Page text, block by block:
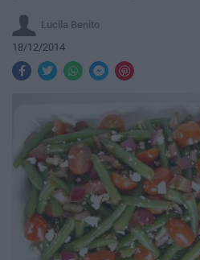
Lucila Benito
18/12/2014